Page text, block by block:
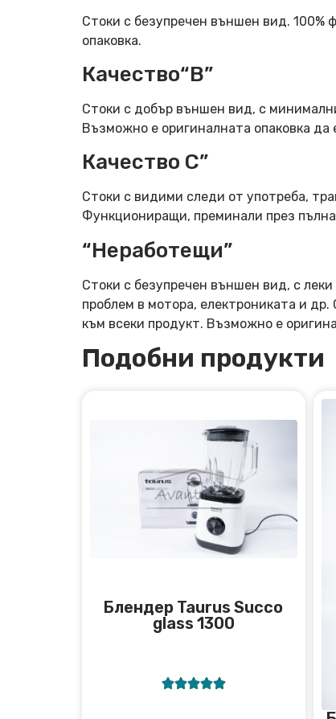
Стоки с безупречен външен вид. 100%
опаковка.
Качество“B”
Стоки с добър външен вид, с
Възможно е оригиналната опаковка да
Качество C”
Стоки с видими следи от употреба,
Функциониращи, преминали през
“Неработещи”
Стоки с безупречен външен вид, с
проблем в мотора, електрониката и
към всеки продукт. Възможно е
Подобни продукти
Блендер Taurus Succo
glass 1300
